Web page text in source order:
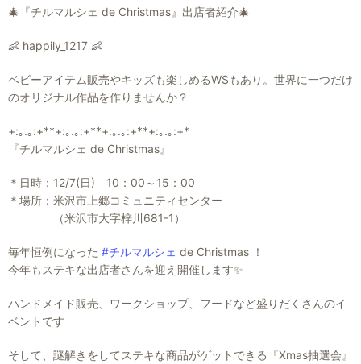
🎄『チルマルシェ de Christmas』出店者紹介🎄
👶 happily_1217 👶
ベビーアイテム販売やキッズも楽しめるWSもあり。世界に一つだけ
のオリジナル作品を作りませんか？
+:｡.｡:+**+:｡.｡:+**+:｡.｡:+**+:｡.｡:+*
『チルマルシェ de Christmas』
＊日時：12/7(日) 10：00～15：00
＊場所：米沢市上郷コミュニティセンター
（米沢市大字梓川681-1）
毎年恒例になった #チルマルシェ de Christmas ！
今年もステキな出店者さんを迎え開催します✨
ハンドメイド販売、ワークショップ、フードなど盛りだくさんのイ
ベントです
そして、謎解きをしてステキな商品がゲットできる『Xmas抽選会』